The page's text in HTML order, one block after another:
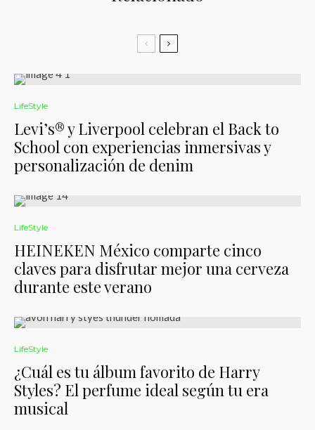
LifeStyle
Levi’s® y Liverpool celebran el Back to
School con experiencias inmersivas y
personalización de denim
LifeStyle
HEINEKEN México comparte cinco
claves para disfrutar mejor una cerveza
durante este verano
LifeStyle
¿Cuál es tu álbum favorito de Harry
Styles? El perfume ideal según tu era
musical